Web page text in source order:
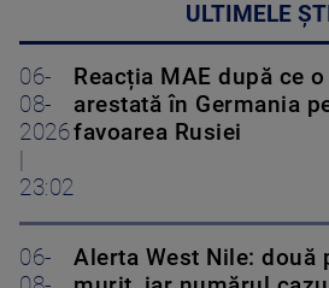
ULTIMELE
06-
08-
2026
23:02
Reacția MAE după ce
arestată în Germania
favoarea Rusiei
06-
Alerta West Nile: două